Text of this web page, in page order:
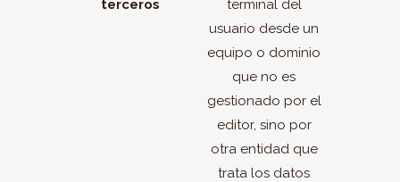
terceros
terminal del
usuario desde un
equipo o dominio
que no es
gestionado por el
editor, sino por
otra entidad que
trata los datos